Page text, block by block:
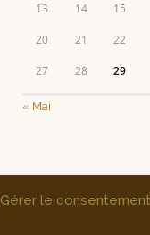
Gérer le
13 14 15
20 21 22
27 28 29
« Mai